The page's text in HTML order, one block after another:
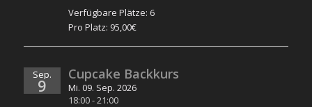
Verfügbare Plätze: 6
Pro Platz: 95,00€
Sep.
9
Cupcake Backkurs
Mi. 09. Sep. 2026
18:00-21:00